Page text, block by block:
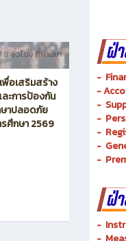
8 ชั่วโมง ที่ผ่านมา
-
-
-
-
-
-
-